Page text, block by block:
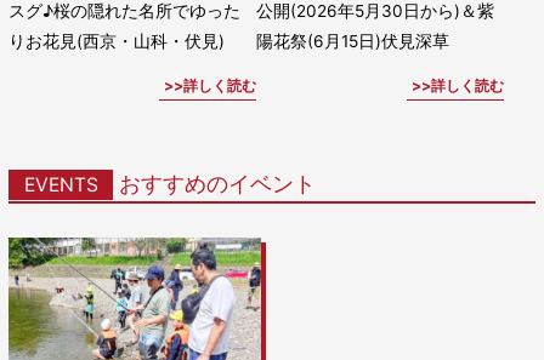
スグ♪桜の隠れた名所でゆった
りお花見(西京・山科・伏見)
詳しく読む
公開(2026年5月30日から)＆紫
陽花祭(6月15日)伏見深草
詳しく読む
EVENTS おすすめのイベント